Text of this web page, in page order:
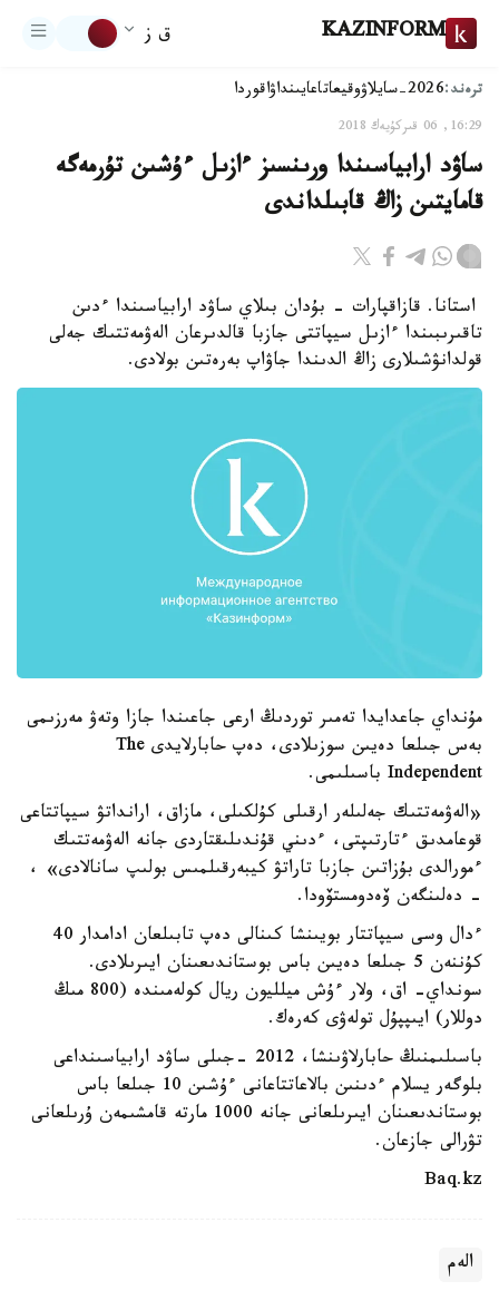
KAZINFORM ق ز
ترەند:2026-سايلاۋ وقيعاتاعايىنداۋاقوردا
16:29, 06 قىركۇيەك 2018
ساۋد ارابياسىندا ورىنسىز ءازىل ءۇشىن تۇرمەگە
قامايتىن زاڭ قابىلداندى
استانا. قازاقپارات - بۇدان بىلاي ساۋد ارابياسىندا ءدىن
تاقىرىبىندا ءازىل سيپاتتى جازبا قالدىرعان الەۋمەتتىك جەلى
قولدانۋشىلارى زاڭ الدىندا جاۋاپ بەرەتىن بولادى.
مۇنداي جاعدايدا تەمىر توردىڭ ارعى جاعىندا جازا وتەۋ مەرزىمى
بەس جىلعا دەيىن سوزىلادى، دەپ حابارلايدى The
Independent باسىلىمى.
«الەۋمەتتىك جەلىلەر ارقىلى كۇلكىلى، مازاق، ارانداتۋ سيپاتتاعى
قوعامدىق ءتارتىپتى، ءدىني قۇندىلىقتاردى جانە الەۋمەتتىك
ءمورالدى بۇزاتىن جازبا تاراتۋ كيبەرقىلمىس بولىپ سانالادى» ،
- دەلىنگەن ۆەدومستۆودا.
ءدال وسى سيپاتتار بويىنشا كىنالى دەپ تابىلعان ادامدار 40
كۇننەن 5 جىلعا دەيىن باس بوستاندىعىنان ايىرىلادى.
سونداي- اق، ولار ءۇش ميلليون ريال كولەمىندە (800 مىڭ
دوللار) ايىپپۇل تولەۋى كەرەك.
باسىلىمنىڭ حابارلاۋىنشا، 2012 -جىلى ساۋد ارابياسىنداعى
بلوگەر يسلام ءدىنىن بالاعاتتاعانى ءۇشىن 10 جىلعا باس
بوستاندىعىنان ايىرىلعانى جانە 1000 مارتە قامشىمەن ۇرىلعانى
تۋرالى جازعان.
Baq.kz
الەم